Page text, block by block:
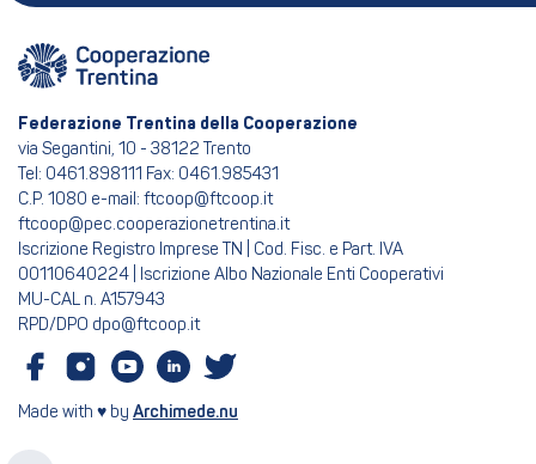
Federazione Trentina della Cooperazione
via Segantini, 10 - 38122 Trento
Tel: 0461.898111 Fax: 0461.985431
C.P. 1080 e-mail: ftcoop@ftcoop.it
ftcoop@pec.cooperazionetrentina.it
Iscrizione Registro Imprese TN | Cod. Fisc. e Part. IVA
00110640224 | Iscrizione Albo Nazionale Enti Cooperativi
MU-CAL n. A157943
RPD/DPO dpo@ftcoop.it
Made with ♥ by Archimede.nu